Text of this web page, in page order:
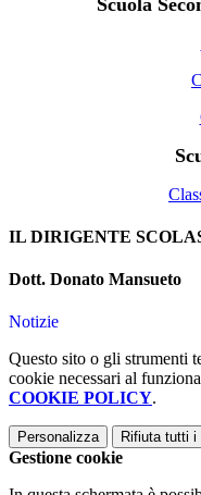
IL DIRIGENTE
Dott. Donato Mansueto
Notizie
Questo sito o gli strumenti
cookie necessari al
COOKIE POLICY.
Personalizza Rifiuta tutti i
Gestione cookie